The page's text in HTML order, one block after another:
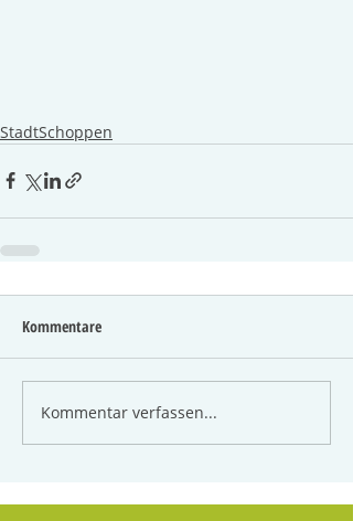
StadtSchoppen
Kommentare
Kommentar verfassen...